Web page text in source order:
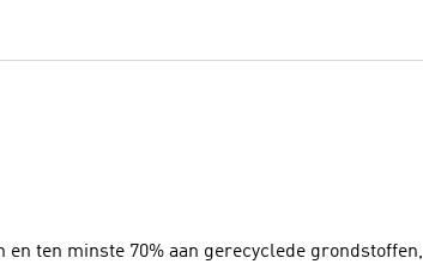
ten minste 70% aan gerecyclede grondstoffen,